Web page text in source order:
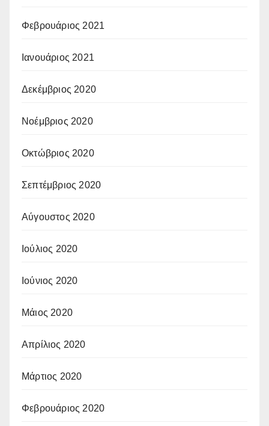
Φεβρουάριος 2021
Ιανουάριος 2021
Δεκέμβριος 2020
Νοέμβριος 2020
Οκτώβριος 2020
Σεπτέμβριος 2020
Αύγουστος 2020
Ιούλιος 2020
Ιούνιος 2020
Μάιος 2020
Απρίλιος 2020
Μάρτιος 2020
Φεβρουάριος 2020